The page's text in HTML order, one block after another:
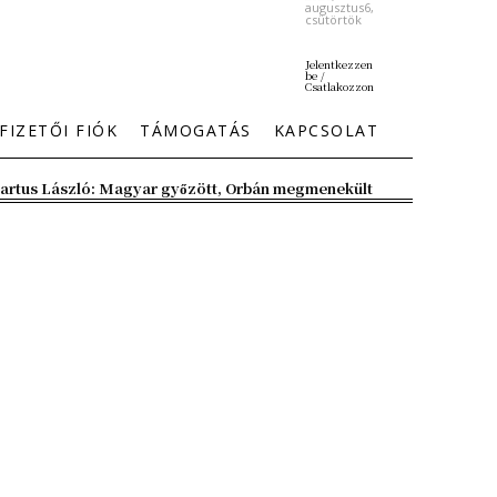
augusztus6,
csütörtök
Jelentkezzen
be /
Csatlakozzon
FIÓK TÁMOGATÁS KAPCSOLAT
László: Magyar győzött, Orbán megmenekült